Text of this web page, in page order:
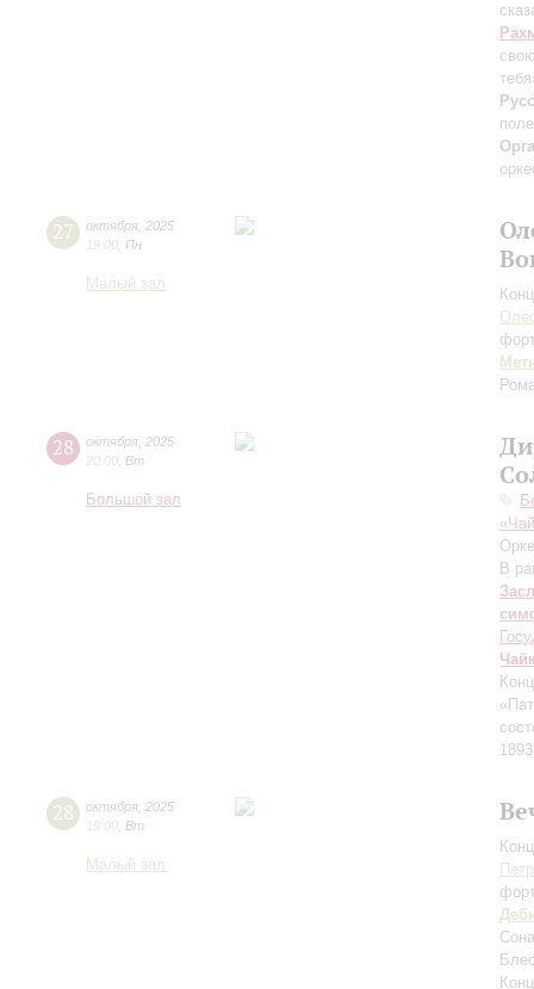
27 октября 2025
19:00 Пн
Малый зал
28 октября 2025
20:00 Вт
Большой зал
В
28 октября 2025
19:00 Вт
Малый зал